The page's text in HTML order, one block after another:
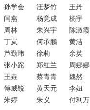
孙学会 汪梦竹
王丹
闫燕 杨竞成
杨宇
周林 朱兴宇
陈淑霞
丁岚 何承鹏
黄洁
芦勤玮 徐莉
余英
张小跎 郑红兰
周娜娜
王垚 蔡青青
魏然
傅威锐 黄天元
李妞
朱婷 朱义
付利万